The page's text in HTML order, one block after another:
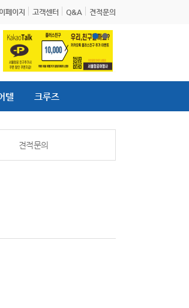
페이지 고객센터 Q&A 견적문의
텔 크루즈
견적문의